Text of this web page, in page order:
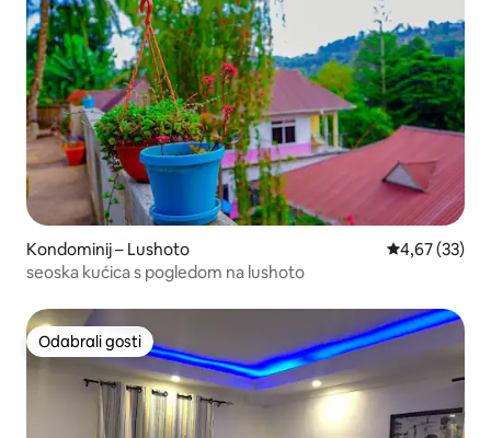
Kondominij – Lushoto Prosječna
4,67 (33)
seoska kućica s pogledom na lushoto
Odabrali gosti
Odabrali gosti